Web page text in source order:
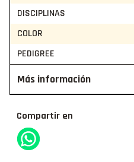
DISCIPLINAS
COLOR
PEDIGREE
Más información
Compartir en